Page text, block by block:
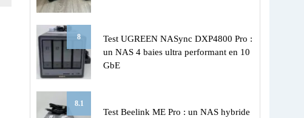
8
Test UGREEN NASync DXP4800 Pro :
un NAS 4 baies ultra performant en 10
GbE
8.1
Test Beelink ME Pro : un NAS hybride